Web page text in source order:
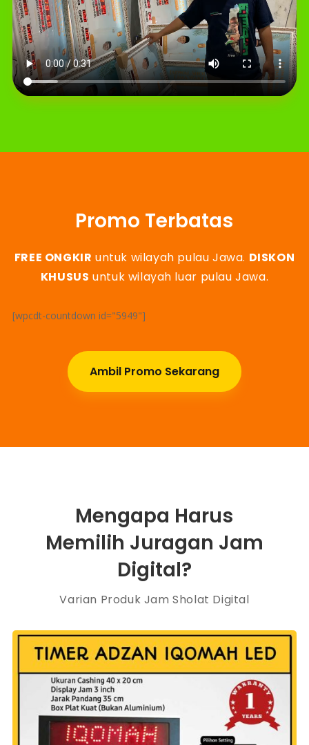
Promo Terbatas
FREE ONGKIR untuk wilayah pulau Jawa. DISKON
KHUSUS untuk wilayah luar pulau Jawa.
[wpcdt-countdown id="5949"]
Ambil Promo Sekarang
Mengapa Harus
Memilih Juragan Jam
Digital?
Varian Produk Jam Sholat Digital